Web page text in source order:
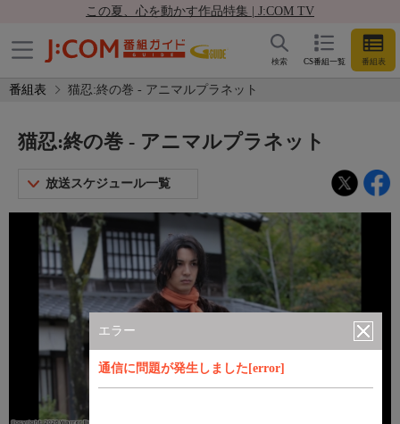
この夏、心を動かす作品特集 | J:COM TV
CS番組一覧 番組表
検索
番組表 猫忍:終の巻 - アニマルプラネット
エラー
通信に問題が発生しました[error]
猫忍:終の巻 - アニマルプラネット
放送スケジュール一覧